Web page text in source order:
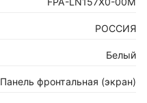
РОССИЯ
Белый
Панель фронтальная (экран)